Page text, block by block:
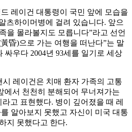
레이건 대통령이 국민 앞에 모습을
츠하이머병에 걸려 있습니다. 앞으
을 몰라볼지도 모릅니다”라고 선언
昏)으로 가는 여행을 떠난다”는 말
싸우다 2004년 93세를 일기로 세상
시 레이건은 치매 환자 가족의 고통
에서 천천히 분해되어 무너져가는
고 표현했다. 병이 깊어졌을 때 레
알아보지 못했고 자신이 미국 대통
지 못했다고 한다.